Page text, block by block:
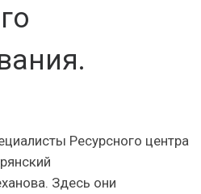
Ресурсного центра
Здесь они